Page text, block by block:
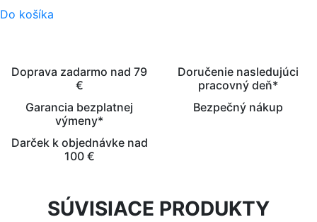
Do košíka
Doprava zadarmo nad 79
€
Doručenie nasledujúci
pracovný deň*
Garancia bezplatnej
výmeny*
Bezpečný nákup
Darček k objednávke nad
100 €
SÚVISIACE PRODUKTY